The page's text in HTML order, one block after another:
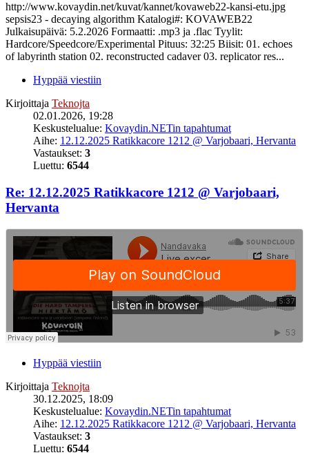
http://www.kovaydin.net/kuvat/kannet/kovaweb22-kansi-etu.jpg
sepsis23 - decaying algorithm Katalogi#: KOVAWEB22
Julkaisupäivä: 5.2.2026 Formaatti: .mp3 ja .flac Tyylit:
Hardcore/Speedcore/Experimental Pituus: 32:25 Biisit: 01. echoes
of labyrinth station 02. reconstructed cadaver 03. replicator res...
Hyppää viestiin
Kirjoittaja Teknojta
02.01.2026, 19:28
Keskustelualue: Kovaydin.NETin tapahtumat
Aihe: 12.12.2025 Ratikkacore 1212 @ Varjobaari, Hervanta
Vastaukset: 3
Luettu: 6544
Re: 12.12.2025 Ratikkacore 1212 @ Varjobaari,
Hervanta
Hyppää viestiin
Kirjoittaja Teknojta
30.12.2025, 18:09
Keskustelualue: Kovaydin.NETin tapahtumat
Aihe: 12.12.2025 Ratikkacore 1212 @ Varjobaari, Hervanta
Vastaukset: 3
Luettu: 6544